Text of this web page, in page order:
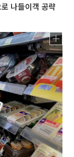
나들이객 공략